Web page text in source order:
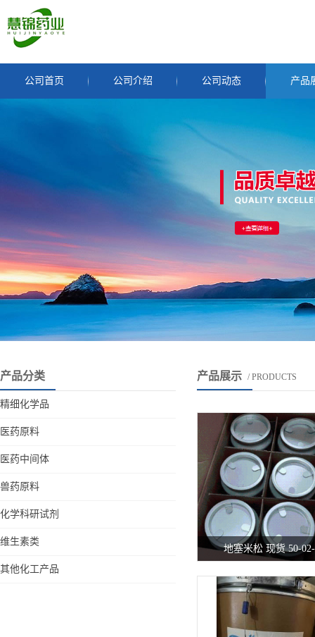
公司首页 公司介绍 公司动态 产品
产品分类
精细化学品
医药原料
医药中间体
兽药原料
化学科研试剂
维生素类
其他化工产品
产品展示 / PRODUCTS
地塞米松 现货 50-